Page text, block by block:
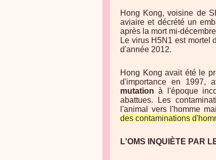
Hong Kong, voisine de
aviaire et décrété un
après la mort mi-
Le virus H5N1 est mortel
d'année 2012.
Hong Kong avait été le
d'importance en 1997,
mutation à l'époque
abattues. Les
l'animal vers l'homme
des contaminations
L'OMS INQUIÈTE PAR